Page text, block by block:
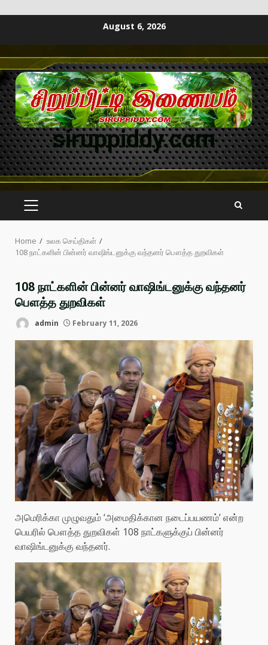
August 6, 2026
siruppiddy.com
Home
உலக செய்திகள்
108 நாட்களின் பின்னர் வாஷிங்டனுக்கு வந்தனர் பௌத்த துறவிகள்
108 நாட்களின் பின்னர் வாஷிங்டனுக்கு வந்தனர்
பௌத்த துறவிகள்
admin February 11, 2026
அமெரிக்கா முழுவதும் ‘அமைதிக்கான நடைப்பயணம்’ என்ற
பெயரில் பௌத்த துறவிகள் 108 நாட்களுக்குப் பின்னர்
வாஷிங்டனுக்கு வந்தனர்.